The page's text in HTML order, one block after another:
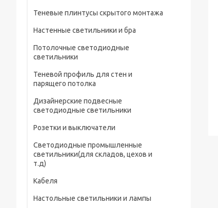
Теневые плинтусы скрытого монтажа
Настенные светильники и бра
Потолочные светодиодные
светильники
Теневой профиль для стен и
парящего потолка
Дизайнерские подвесные
светодиодные светильники
Розетки и выключатели
Светодиодные промышленные
светильники(для складов, цехов и
т.д)
Кабеля
Настольные светильники и лампы